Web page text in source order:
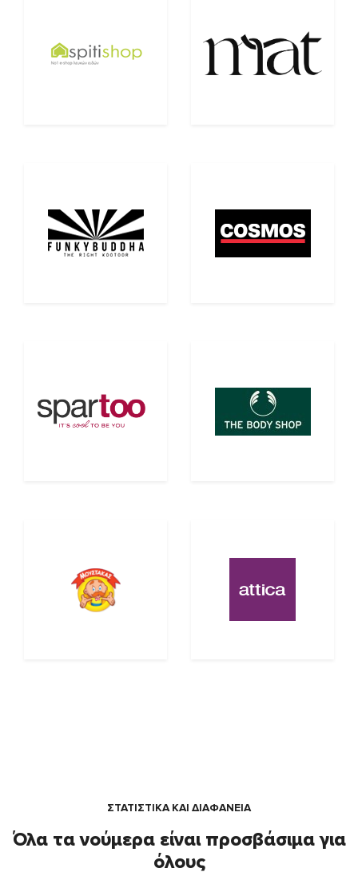
ΣΤΑΤΙΣΤΙΚΑ ΚΑΙ ΔΙΑΦΑΝΕΙΑ
Όλα τα νούμερα είναι προσβάσιμα για
όλους